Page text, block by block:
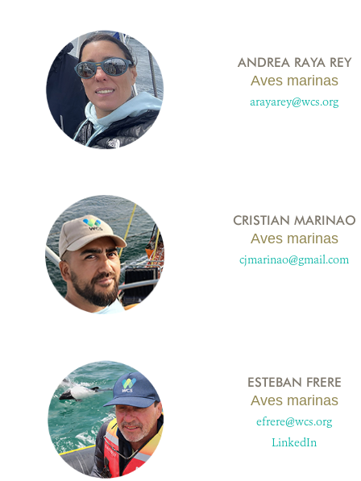
ANDREA RAYA REY
Aves marinas
arayarey@wcs.org
CRISTIAN MARINAO
Aves marinas
cjmarinao@gmail.com
ESTEBAN FRERE
Aves marinas
efrere@wcs.org
LinkedIn